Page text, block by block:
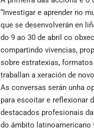
“Investigar e aprender no
que se desenvolverán en
do 9 ao 30 de abril co
compartindo vivencias,
sobre estratexias,
traballan a xeración de
As conversas serán unha
para escoitar e reflexionar
destacados profesionais
do ámbito latinoamericano